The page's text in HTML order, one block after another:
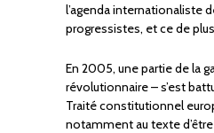
l’agenda internationaliste
progressistes, et ce de
En 2005, une partie de la
révolutionnaire – s’est
Traité constitutionnel
notamment au texte